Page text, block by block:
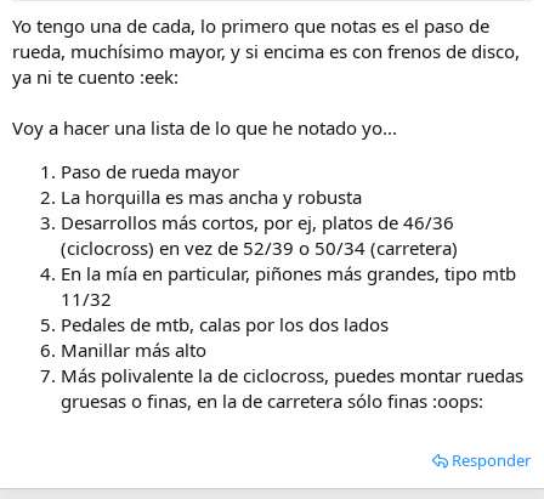
Yo tengo una de cada, lo primero que notas es el paso de
rueda, muchísimo mayor, y si encima es con frenos de disco,
ya ni te cuento :eek:
Voy a hacer una lista de lo que he notado yo...
Paso de rueda mayor
La horquilla es mas ancha y robusta
Desarrollos más cortos, por ej, platos de 46/36
(ciclocross) en vez de 52/39 o 50/34 (carretera)
En la mía en particular, piñones más grandes, tipo mtb
11/32
Pedales de mtb, calas por los dos lados
Manillar más alto
Más polivalente la de ciclocross, puedes montar ruedas
gruesas o finas, en la de carretera sólo finas :oops:
Responder